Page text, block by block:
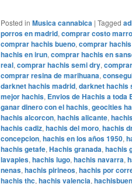
Posted in Musica cannabica | Tagged
porros en madrid, comprar costo
comprar hachis bueno, comprar
hachis en irun, comprar hachis en
real, comprar hachis semi dry,
comprar resina de marihuana,
darknet hachis madrid, darknet hachis
mejor hachis, Envios de Hachis a toda
ganar dinero con el hachis, geocities
hachis alcorcon, hachis alicante,
hachis cadiz, hachis del moro, hachis
concepcion, hachis en los años 1950,
hachis getafe, Hachis granada, hachis
lavapies, hachis lugo, hachis navarra,
nenas, hachis pirineos, hachis por
hachis thc, hachis valencia,